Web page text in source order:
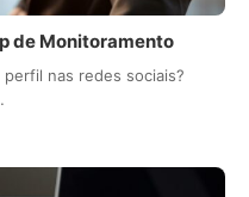
de Monitoramento
nas redes sociais?